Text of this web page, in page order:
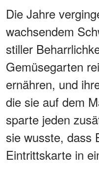
Die Jahre
wachsendem
stiller
Gemüsegarten
ernähren, und
die sie auf dem
sparte jeden
sie wusste, dass
Eintrittskarte in